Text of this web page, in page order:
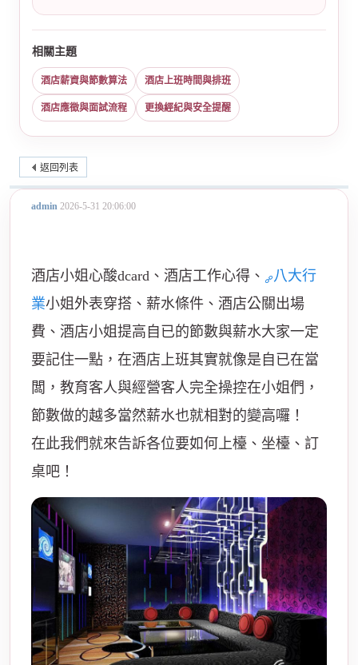
相關主題
酒店薪資與節數算法 酒店上班時間與排班
酒店應徵與面試流程 更換經紀與安全提醒
返回列表
admin 2026-5-31 20:06:00
酒店小姐心酸dcard、酒店工作心得、
八大行
業小姐外表穿搭、薪水條件、酒店公關出場
費、酒店小姐提高自已的節數與薪水大家一定
要記住一點，在酒店上班其實就像是自已在當
闆，教育客人與經營客人完全操控在小姐們，
節數做的越多當然薪水也就相對的變高囉！
在此我們就來告訴各位要如何上檯、坐檯、訂
桌吧！